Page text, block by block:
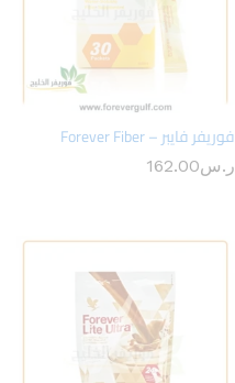
فوريفر فايبر – Forever Fiber
ر.س162.00